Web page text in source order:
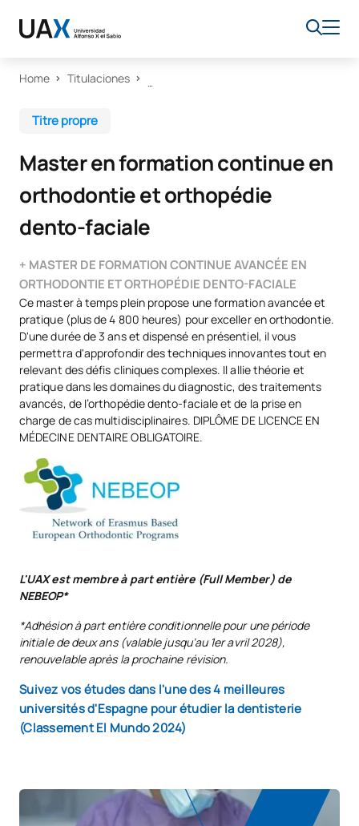
Home Titulaciones
Titre propre
Master en formation continue en
orthodontie et orthopédie
dento-faciale
+ MASTER DE FORMATION CONTINUE AVANCÉE EN
ORTHODONTIE ET ORTHOPÉDIE DENTO-FACIALE
Ce master à temps plein propose une formation avancée et
pratique (plus de 4 800 heures) pour exceller en orthodontie.
D'une durée de 3 ans et dispensé en présentiel, il vous
permettra d'approfondir des techniques innovantes tout en
relevant des défis cliniques complexes. Il allie théorie et
pratique dans les domaines du diagnostic, des traitements
avancés, de l’orthopédie dento-faciale et de la prise en
charge de cas multidisciplinaires. DIPLÔME DE LICENCE EN
MÉDECINE DENTAIRE OBLIGATOIRE.
L'UAX est membre à part entière (Full Member) de
NEBEOP*
*Adhésion à part entière conditionnelle pour une période
initiale de deux ans (valable jusqu’au 1er avril 2028),
renouvelable après la prochaine révision.
Suivez vos études dans l'une des 4 meilleures
universités d'Espagne pour étudier la dentisterie
(Classement El Mundo 2024)